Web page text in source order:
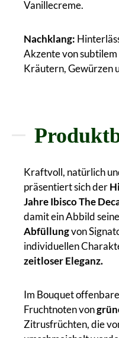
Vanillecreme.
Nachklang:
Akzente von
Kräutern, Gewürzen
Kraftvoll, natürlich
präsentiert sich der
Jahre Ibisco The
damit ein Abbild
Abfüllungvon
individuellen
zeitloser Eleganz.
Im Bouquet
Fruchtnoten von
Zitrusfrüchten, die